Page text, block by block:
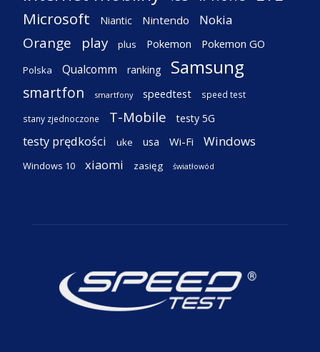
Microsoft Niantic Nintendo Nokia
Orange play plus Pokemon Pokemon GO
Polska Qualcomm ranking Samsung
smartfon smartfony speedtest speed test
stany zjednoczone T-Mobile testy 5G
testy prędkości uke usa Wi-Fi Windows
Windows 10 xiaomi zasięg światłowód